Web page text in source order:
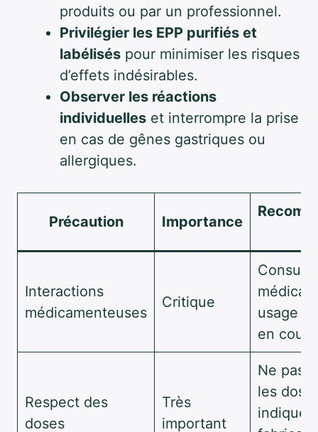
produits ou par un professionnel.
Privilégier les EPP purifiés et
labélisés pour minimiser les risques
d’effets indésirables.
Observer les réactions
individuelles et interrompre la prise
en cas de gênes gastriques ou
allergiques.
Précaution Importance
Interactions
médicamenteuses
Critique
usage
en cours
Respect des
doses
Très
important
Ne pas
les